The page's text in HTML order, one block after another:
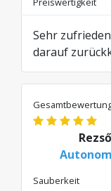
Sehr
darauf
zurückkehre.
Übersetzt aus RO
Sauberkeit